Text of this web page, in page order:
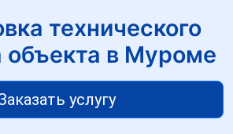
технического
объекта в Муроме
услугу